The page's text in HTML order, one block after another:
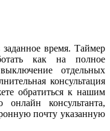
время. Таймер
как на полное
отдельных
консультация
обратиться к нашим
консультанта,
почту указанную